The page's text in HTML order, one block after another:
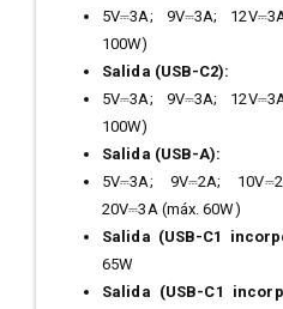
5V⎓3A; 9V⎓3A;
100W)
Salida (USB-C2):
5V⎓3A; 9V⎓3A;
100W)
Salida (USB-A):
5V⎓3A; 9V⎓2A;
20V⎓3A (máx. 60W)
Salida (USB-C1
65W
Salida (USB-C1